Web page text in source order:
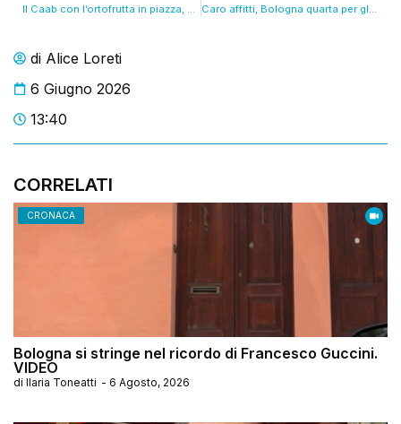
di Alice Loreti
6 Giugno 2026
13:40
CORRELATI
CRONACA
Bologna si stringe nel ricordo di Francesco Guccini.
VIDEO
di Ilaria Toneatti - 6 Agosto, 2026
Il Caab con l’ortofrutta in piazza, punta al Mercato delle Erbe. VIDEO Caro affitti, Bologna quarta per gli aumenti in 6 anni